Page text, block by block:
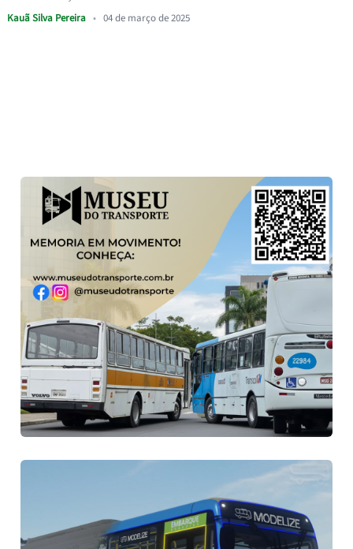
Kauã Silva Pereira • 04 de março de 2025